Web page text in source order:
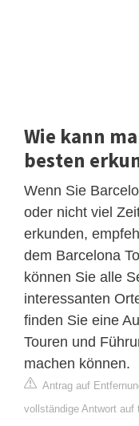
Wie kann
besten
Wenn Sie
oder nicht viel
erkunden,
dem Barcelona
können Sie alle
interessanten
finden Sie eine
Touren und
machen können.
Antrag auf
vollständige Antwort auf